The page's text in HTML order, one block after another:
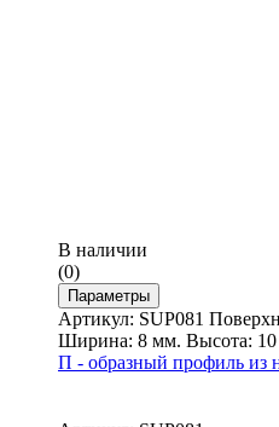
В наличии
(0)
Параметры
Артикул: SUP081
Ширина: 8 мм. Высота:
П - образный профиль из